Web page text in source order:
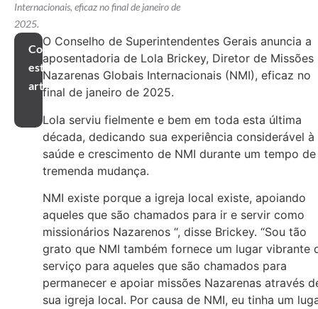
Internacionais, eficaz no final de janeiro de
2025.
Compartilhar
este
artigo
O Conselho de Superintendentes Gerais anuncia a
aposentadoria de Lola Brickey, Diretor de Missões
Nazarenas Globais Internacionais (NMI), eficaz no
final de janeiro de 2025.
Lola serviu fielmente e bem em toda esta última
década, dedicando sua experiência considerável à
saúde e crescimento de NMI durante um tempo de
tremenda mudança.
NMI existe porque a igreja local existe, apoiando
aqueles que são chamados para ir e servir como
missionários Nazarenos “, disse Brickey. “Sou tão
grato que NMI também fornece um lugar vibrante
serviço para aqueles que são chamados para
permanecer e apoiar missões Nazarenas através
sua igreja local. Por causa de NMI, eu tinha um